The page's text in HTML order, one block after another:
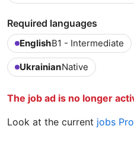
Required languages
EnglishB1 - Intermediate
UkrainianNative
The job ad is no longer
Look at the current jobs